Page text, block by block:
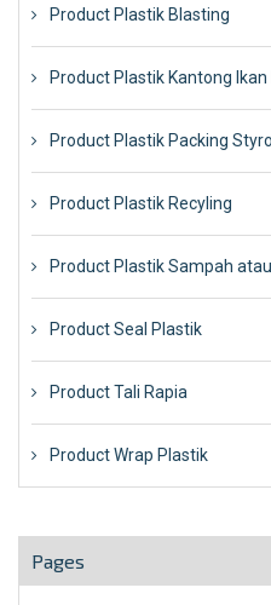
Product Plastik Blasting
Product Plastik Kantong
Product Plastik Packing
Product Plastik Recyling
Product Plastik Sampah
Product Seal Plastik
Product Tali Rapia
Product Wrap Plastik
Pages